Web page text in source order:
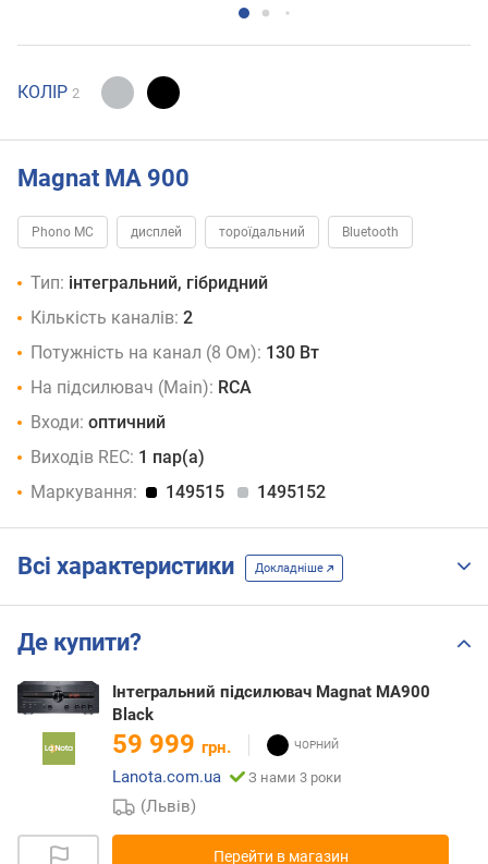
КОЛІР 2
Magnat MA 900
Phono MC дисплей тороїдальний Bluetooth
Тип: інтегральний, гібридний
Кількість каналів: 2
Потужність на канал (8 Ом): 130 Вт
На підсилювач (Main): RCA
Входи: оптичний
Виходів REC: 1 пар(а)
Маркування:
149515 1495152
Всі характеристики Докладніше
Де купити?
Інтегральний підсилювач Magnat MA900
Black
59 999 грн.
Lanota.com.ua
З нами 3 роки
(Львів)
Перейти в магазин